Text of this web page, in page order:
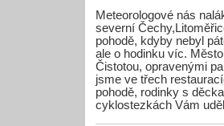
Meteorologové nás
severní
pohodě, kdyby nebyl
ale o hodinku víc.
Čistotou, opravenými
jsme ve třech
pohodě, rodinky s
cyklostezkách Vám